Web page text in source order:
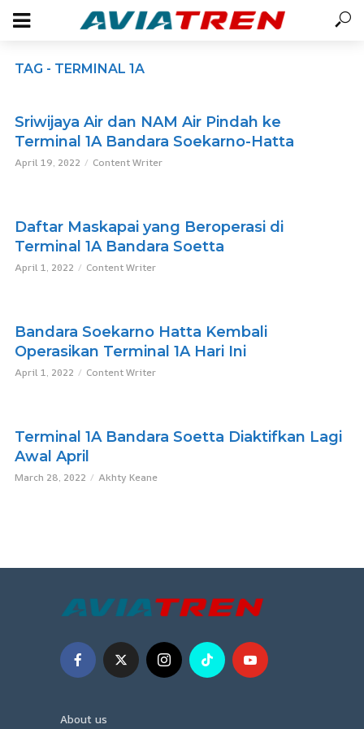
TAG - TERMINAL 1A
Sriwijaya Air dan NAM Air Pindah ke
Terminal 1A Bandara Soekarno-Hatta
April 19, 2022 Content Writer
Daftar Maskapai yang Beroperasi di
Terminal 1A Bandara Soetta
April 1, 2022 Content Writer
Bandara Soekarno Hatta Kembali
Operasikan Terminal 1A Hari Ini
April 1, 2022 Content Writer
Terminal 1A Bandara Soetta Diaktifkan Lagi
Awal April
March 28, 2022 Akhty Keane
About us